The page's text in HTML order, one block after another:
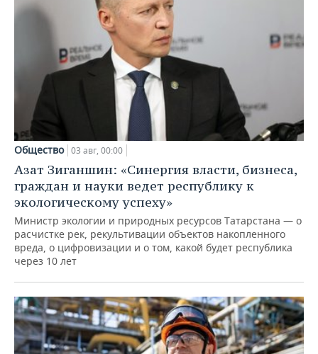
Общество 03 авг, 00:00
Азат Зиганшин: «Синергия власти, бизнеса,
граждан и науки ведет республику к
экологическому успеху»
Министр экологии и природных ресурсов Татарстана — о
расчистке рек, рекультивации объектов накопленного
вреда, о цифровизации и о том, какой будет республика
через 10 лет